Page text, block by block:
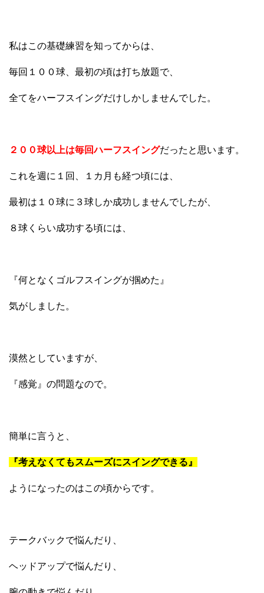
私はこの基礎練習を知ってからは、
毎回１００球、最初の頃は打ち放題で、
全てをハーフスイングだけしかしませんでした。
２００球以上は毎回ハーフスイングだったと思います。
これを週に１回、１カ月も経つ頃には、
最初は１０球に３球しか成功しませんでしたが、
８球くらい成功する頃には、
『何となくゴルフスイングが掴めた』
気がしました。
漠然としていますが、
『感覚』の問題なので。
簡単に言うと、
『考えなくてもスムーズにスイングできる』
ようになったのはこの頃からです。
テークバックで悩んだり、
ヘッドアップで悩んだり、